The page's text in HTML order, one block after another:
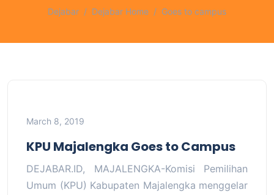
Dejabar Dejabar Home Goes to campus
March 8, 2019
KPU Majalengka Goes to Campus
DEJABAR.ID, MAJALENGKA-Komisi Pemilihan
Umum (KPU) Kabupaten Majalengka menggelar